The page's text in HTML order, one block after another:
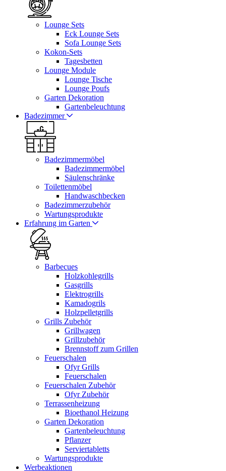
Lounge Sets
Eck Lounge Sets
Sofa Lounge Sets
Kokon-Sets
Tagesbetten
Lounge Module
Lounge Tische
Lounge Poufs
Garten Dekoration
Gartenbeleuchtung
Badezimmer
Badezimmermöbel
Badezimmermöbel
Säulenschränke
Toilettenmöbel
Handwaschbecken
Badezimmerzubehör
Wartungsprodukte
Erfahrung im Garten
Barbecues
Holzkohlegrills
Gasgrills
Elektrogrills
Kamadogrils
Holzpelletgrills
Grills Zubehör
Grillwagen
Grillzubehör
Brennstoff zum Grillen
Feuerschalen
Ofyr Grills
Feuerschalen
Feuerschalen Zubehör
Ofyr Zubehör
Terrassenheizung
Bioethanol Heizung
Garten Dekoration
Gartenbeleuchtung
Pflanzer
Serviertabletts
Wartungsprodukte
Werbeaktionen